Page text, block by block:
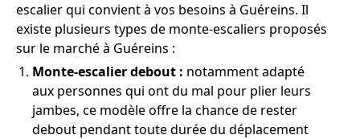
escalier qui convient à vos besoins à Guéreins. Il
existe plusieurs types de monte-escaliers proposés
sur le marché à Guéreins :
Monte-escalier debout : notamment adapté
aux personnes qui ont du mal pour plier leurs
jambes, ce modèle offre la chance de rester
debout pendant toute durée du déplacement